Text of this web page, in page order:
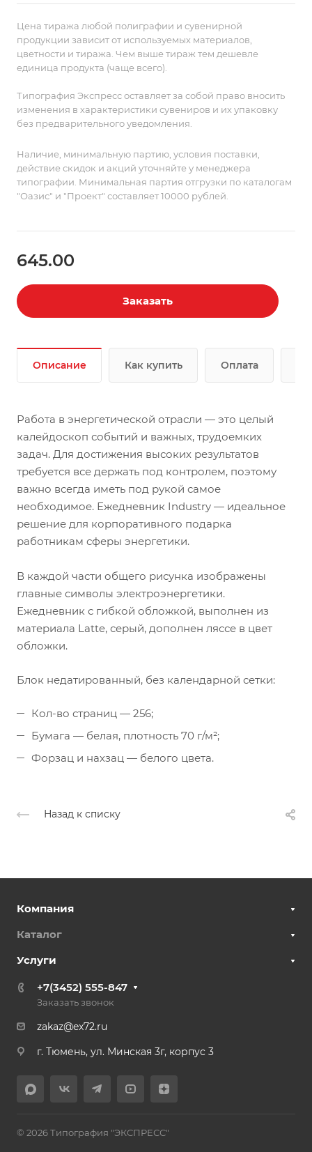
серый, дополнен ляссе в цвет обложки.Блок
недатированный, без календарной сетки:
Цена тиража любой полиграфии и сувенирной
продукции зависит от используемых материалов,
цветности и тиража. Чем выше тираж тем дешевле
единица продукта (чаще всего).
Типография Экспресс оставляет за собой право вносить
изменения в характеристики сувениров и их упаковку
без предварительного уведомления.
Наличие, минимальную партию, условия поставки,
действие скидок и акций уточняйте у менеджера
типографии. Минимальная партия отгрузки по каталогам
"Оазис" и "Проект" составляет 10000 рублей.
645.00
Заказать
Описание Как купить Оплата
Работа в энергетической отрасли — это целый
калейдоскоп событий и важных, трудоемких
задач. Для достижения высоких результатов
требуется все держать под контролем, поэтому
важно всегда иметь под рукой самое
необходимое. Ежедневник Industry — идеальное
решение для корпоративного подарка
работникам сферы энергетики.
В каждой части общего рисунка изображены
главные символы электроэнергетики.
Ежедневник с гибкой обложкой, выполнен из
материала Latte, серый, дополнен ляссе в цвет
обложки.
Блок недатированный, без календарной сетки:
Кол-во страниц — 256;
Бумага — белая, плотность 70 г/м²;
Форзац и нахзац — белого цвета.
Назад к списку
Компания
Каталог
Услуги
+7(3452) 555-847
Заказать звонок
zakaz@ex72.ru
г. Тюмень, ул. Минская 3г, корпус 3
© 2026 Типография "ЭКСПРЕСС"